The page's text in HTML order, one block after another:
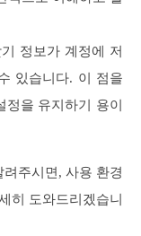
정보가 계정에 저
있습니다. 이 점을
을 유지하기 용이
주시면, 사용 환경
히 도와드리겠습니